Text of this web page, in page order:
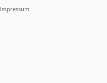
Impressum